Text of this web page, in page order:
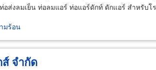
อส่งลมเย็น ท่อลมแอร์ ท่อแอร์ดักท์ ดักแอร์ สำหรับโ
มร้อน
จำกัด